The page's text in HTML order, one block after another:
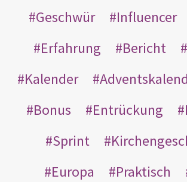
Geschwür
Influencer
Erfahrung
Bericht
Kalender
Bonus
Entrückung
Sprint
Europa
Praktisch